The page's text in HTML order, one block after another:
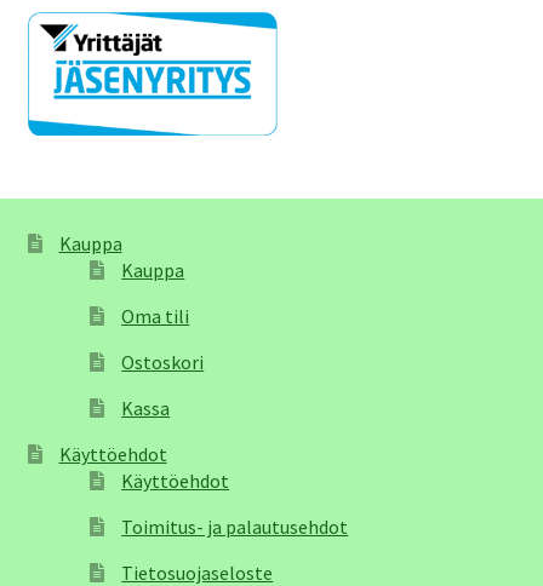
Kauppa
Kauppa
Oma tili
Ostoskori
Kassa
Käyttöehdot
Käyttöehdot
Toimitus- ja palautusehdot
Tietosuojaseloste